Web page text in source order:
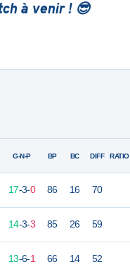
à venir ! 😎
G-N-P BP BC DIFF RATIO
17-3-0 86 16 70
14-3-3 85 26 59
13-6-1 66 14 52